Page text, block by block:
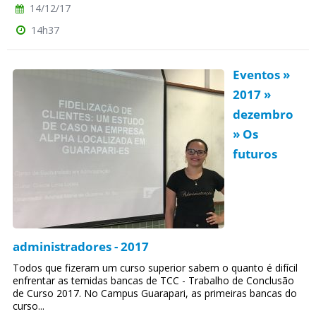
14/12/17
14h37
Eventos »
2017 »
dezembro
» Os
futuros
administradores - 2017
Todos que fizeram um curso superior sabem o quanto é difícil
enfrentar as temidas bancas de TCC - Trabalho de Conclusão
de Curso 2017. No Campus Guarapari, as primeiras bancas do
curso...